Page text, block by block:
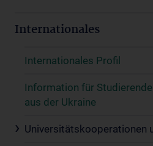
Internationales
Internationales Profil
Information für
aus der Ukraine
Universitätskooperationen